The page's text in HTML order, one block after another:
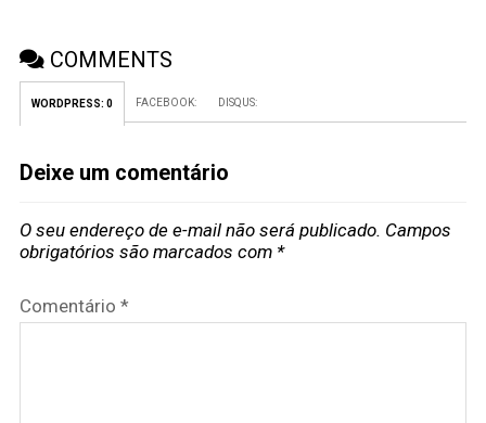
COMMENTS
WORDPRESS: 0 FACEBOOK: DISQUS:
Deixe um comentário
O seu endereço de e-mail não será publicado. Campos
obrigatórios são marcados com *
Comentário *